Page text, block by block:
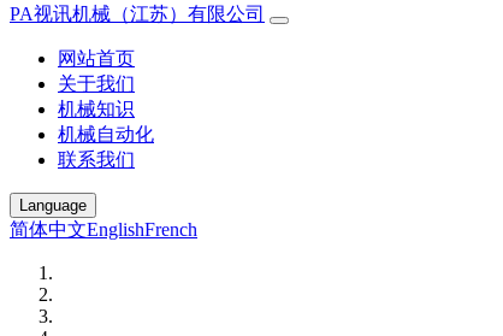
PA视讯机械（江苏）有限公司
网站首页
关于我们
机械知识
机械自动化
联系我们
Language
简体中文EnglishFrench